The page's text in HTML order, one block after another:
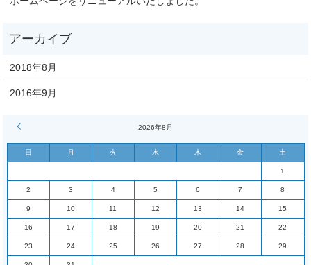
2018年8月
2016年9月
2026年8月
日 月 火 水 木 金 土
1
2 3 4 5 6 7 8
9 10 11 12 13 14 15
16 17 18 19 20 21 22
23 24 25 26 27 28 29